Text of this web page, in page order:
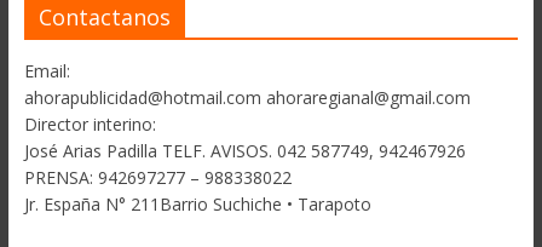
Contactanos
Email:
ahorapublicidad@hotmail.com ahoraregianal@gmail.com
Director interino:
José Arias Padilla TELF. AVISOS. 042 587749, 942467926
PRENSA: 942697277 – 988338022
Jr. España N° 211Barrio Suchiche • Tarapoto